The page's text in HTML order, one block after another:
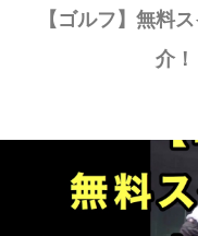
【ゴルフ】無料
介！